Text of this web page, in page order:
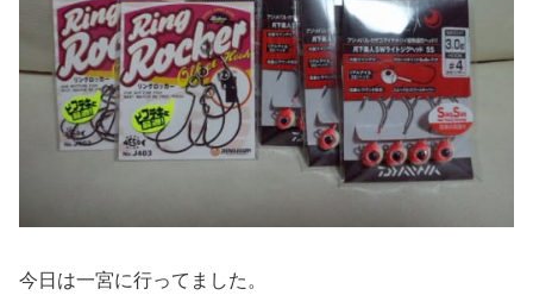
今日は一宮に行ってました。